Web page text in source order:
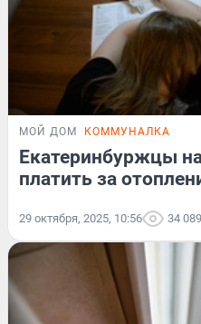
МОЙ ДОМ КОММУНАЛКА
Екатеринбуржцы
платить за
29 октября, 2025, 10:56 34 089